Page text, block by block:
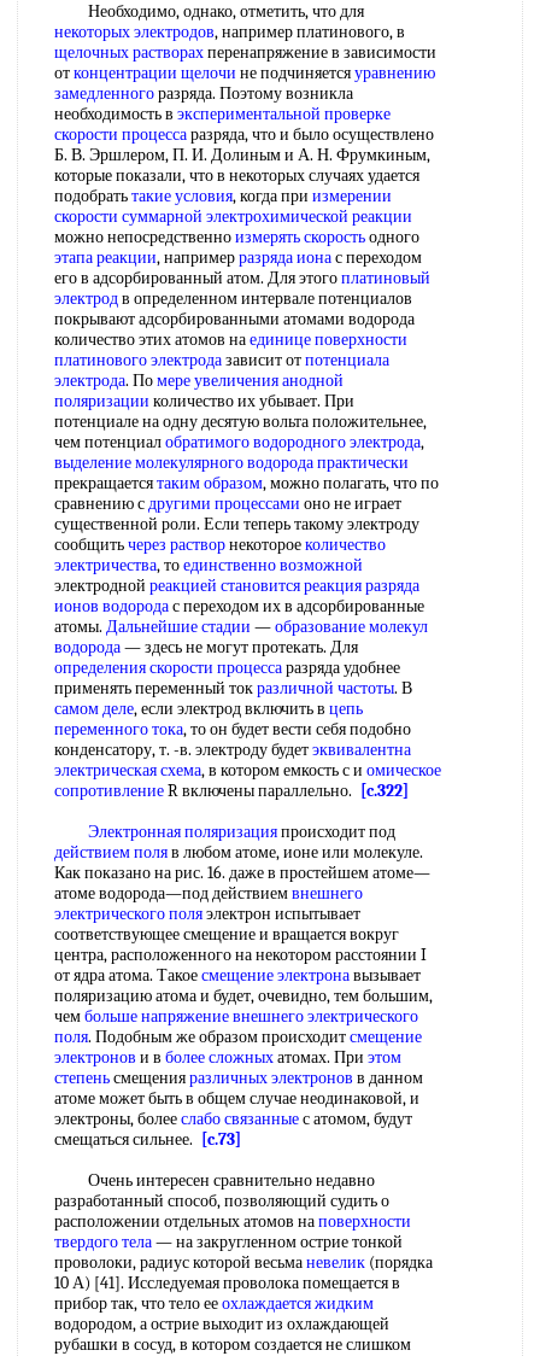
Необходимо, однако, отметить, что для
некоторых электродов, например платинового, в
щелочных растворахперенапряжение в зависимости
отконцентрации щелочи не подчиняетсяуравнению
замедленногоразряда. Поэтому возникла
необходимость в экспериментальной проверке
скорости процессаразряда, что и было осуществлено
Б. В. Эршлером, П. И. Долиным и А. Н. Фрумкиным,
которые показали, что в некоторых случаях удается
подобратьтакие условия, когда при измерении
скорости суммарной электрохимической реакции
можно непосредственноизмерять скоростьодного
этапа реакции, напримерразряда ионас переходом
его в адсорбированный атом. Для этогоплатиновый
электродв определенном интервале потенциалов
покрывают адсорбированными атомами водорода
количество этих атомов наединице поверхности
платинового электродазависит отпотенциала
электрода. Помере увеличенияанодной
поляризации количество их убывает. При
потенциале на одну десятую вольта положительнее,
чем потенциалобратимого водородного электрода,
выделение молекулярноговодорода практически
прекращаетсятаким образом, можно полагать, что по
сравнению сдругими процессами оно не играет
существенной роли. Если теперь такому электроду
сообщитьчерез растворнекотороеколичество
электричества, тоединственно возможной
электродной реакцией становится реакцияразряда
ионов водородас переходом их в адсорбированные
атомы. Дальнейшие стадии —образование молекул
водорода— здесь не могут протекать. Для
определения скорости процессаразряда удобнее
применять переменный токразличной частоты. В
самом деле, если электрод включить в цепь
переменного тока, то он будет вести себя подобно
конденсатору, т. -в. электроду будетэквивалентна
электрическая схема, в котором емкость с и омическое
сопротивлениеR включены параллельно.
[c.322]
Электронная поляризацияпроисходит под
действием поляв любом атоме, ионе или молекуле.
Как показано на рис. 16. даже в простейшем атоме—
атоме водорода—под действиемвнешнего
электрического поляэлектрон испытывает
соответствующее смещение и вращается вокруг
центра, расположенного на некотором расстоянии I
от ядра атома. Такоесмещение электронавызывает
поляризацию атома и будет, очевидно, тем большим,
чембольше напряжениевнешнего электрического
поля. Подобным же образом происходитсмещение
электронов и в более сложныхатомах. При этом
степеньсмещенияразличных электронов в данном
атоме может быть в общем случае неодинаковой, и
электроны, болееслабо связанныес атомом, будут
смещаться сильнее.
[c.73]
Очень интересен сравнительно недавно
разработанный способ, позволяющий судить о
расположении отдельных атомов наповерхности
твердого тела— на закругленном острие тонкой
проволоки, радиус которой весьманевелик (порядка
10 А) [41]. Исследуемая проволока помещается в
прибор так, что тело ееохлаждается жидким
водородом, а острие выходит из охлаждающей
рубашки в сосуд, в котором создается не слишком